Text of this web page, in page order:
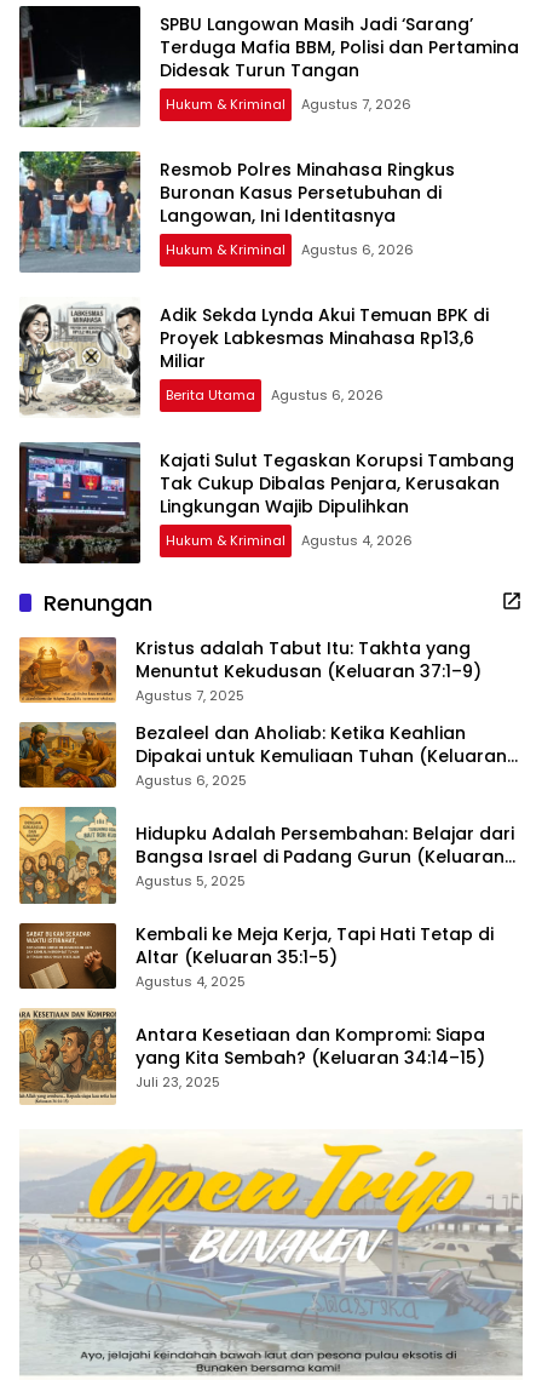
SPBU Langowan Masih Jadi ‘Sarang’
Terduga Mafia BBM, Polisi dan Pertamina
Didesak Turun Tangan
Hukum & Kriminal Agustus 7, 2026
Resmob Polres Minahasa Ringkus
Buronan Kasus Persetubuhan di
Langowan, Ini Identitasnya
Hukum & Kriminal Agustus 6, 2026
Adik Sekda Lynda Akui Temuan BPK di
Proyek Labkesmas Minahasa Rp13,6
Miliar
Berita Utama Agustus 6, 2026
Kajati Sulut Tegaskan Korupsi Tambang
Tak Cukup Dibalas Penjara, Kerusakan
Lingkungan Wajib Dipulihkan
Hukum & Kriminal Agustus 4, 2026
Renungan
Kristus adalah Tabut Itu: Takhta yang
Menuntut Kekudusan (Keluaran 37:1–9)
Agustus 7, 2025
Bezaleel dan Aholiab: Ketika Keahlian
Dipakai untuk Kemuliaan Tuhan (Keluaran
36:1–7)
Agustus 6, 2025
Hidupku Adalah Persembahan: Belajar dari
Bangsa Israel di Padang Gurun (Keluaran
35:4–29)
Agustus 5, 2025
Kembali ke Meja Kerja, Tapi Hati Tetap di
Altar (Keluaran 35:1-5)
Agustus 4, 2025
Antara Kesetiaan dan Kompromi: Siapa
yang Kita Sembah? (Keluaran 34:14–15)
Juli 23, 2025